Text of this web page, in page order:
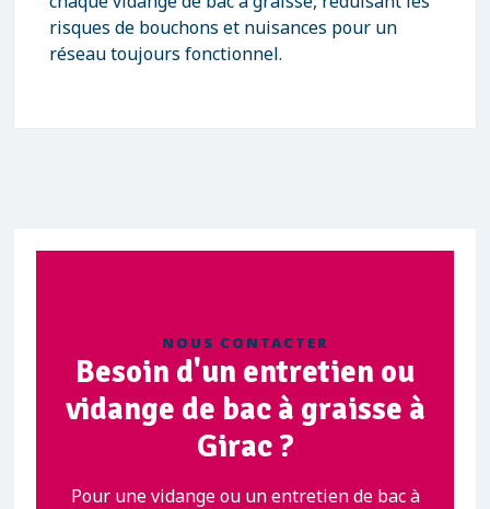
risques de bouchons et nuisances pour un
réseau toujours fonctionnel.
NOUS CONTACTER
Besoin d'un entretien ou
vidange de bac à graisse à
Girac ?
Pour une vidange ou un entretien de bac à